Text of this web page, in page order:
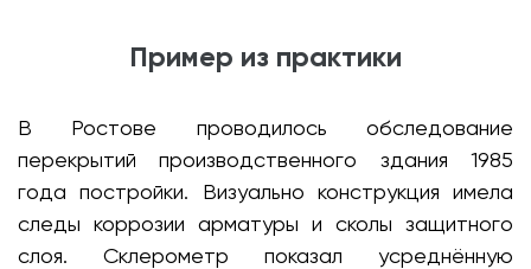
Пример из практики
В Ростове проводилось обследование
перекрытий производственного здания 1985
года постройки. Визуально конструкция имела
следы коррозии арматуры и сколы защитного
слоя. Склерометр показал усреднённую